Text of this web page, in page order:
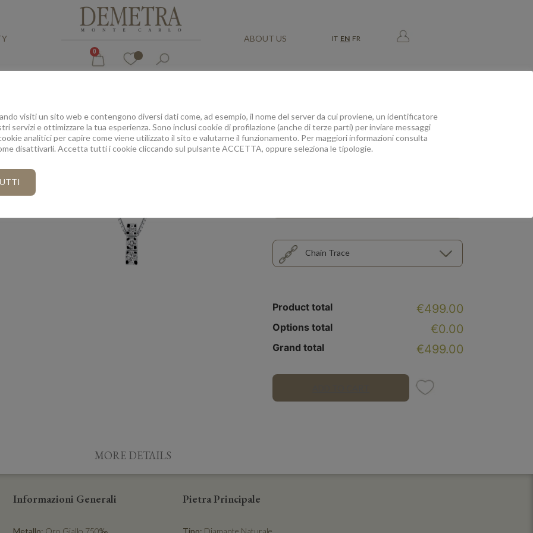
0
ABOUT US IT EN FR
Diamond
Chain Trace
Product total €499.00
Options total €0.00
Grand total €499.00
MORE DETAILS
Informazioni Generali
Metallo: Oro Giallo 750‰
Pietra Principale
Tipo: Diamante Naturale
visiti un sito web e contengono diversi dati come, ad esempio, il nome del server da cui proviene, un identificatore
servizi e ottimizzare la tua esperienza. Sono inclusi cookie di profilazione (anche di terze parti) per inviare messaggi
analitici per capire come viene utilizzato il sito e valutarne il funzionamento. Per maggiori informazioni consulta
disattivarli. Accetta tutti i cookie cliccando sul pulsante ACCETTA, oppure seleziona le tipologie.